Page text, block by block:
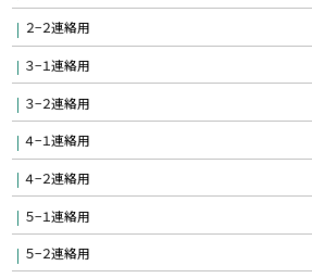
２−２連絡用
３−１連絡用
３−２連絡用
４−１連絡用
４−２連絡用
５−１連絡用
５−２連絡用